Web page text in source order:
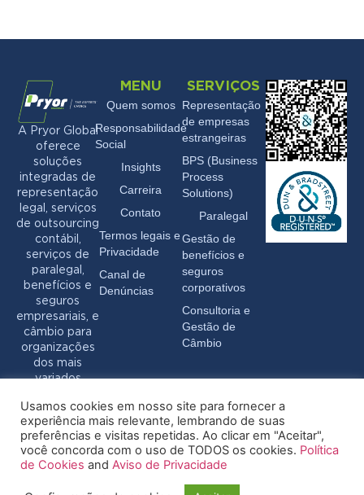
A Pryor Global
oferece
soluções
integradas de
representação
legal, serviços
de outsourcing
contábil,
serviços de
paralegal,
benefícios e
seguros
empresariais, e
câmbio para
organizações
dos mais
variados
MENU
Quem somos
Responsabilidade
Social
Insights
Carreira
Contato
Termos legais e
Privacidade
Canal de
Denúncias
SERVIÇOS
Representação
de empresas
estrangeiras
BPS (Business
Process
Solutions)
Paralegal
Gestão de
benefícios e
seguros
corporativos
Consultoria e
Gestão de
Câmbio
Usamos cookies em nosso site para fornecer a
experiência mais relevante, lembrando de suas
preferências e visitas repetidas. Ao clicar em "Aceitar",
você concorda com o uso de TODOS os cookies. Política
de Cookies and Aviso de Privacidade